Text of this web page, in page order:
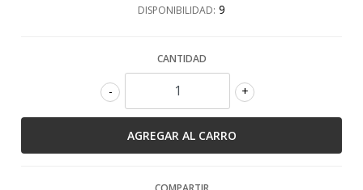
DISPONIBILIDAD: 9
CANTIDAD
+
-